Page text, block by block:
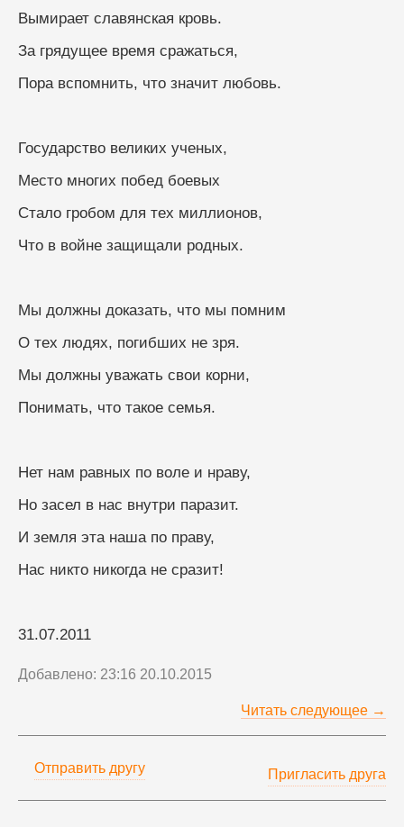
Вымирает славянская кровь.
За грядущее время сражаться,
Пора вспомнить, что значит любовь.
Государство великих ученых,
Место многих побед боевых
Стало гробом для тех миллионов,
Что в войне защищали родных.
Мы должны доказать, что мы помним
О тех людях, погибших не зря.
Мы должны уважать свои корни,
Понимать, что такое семья.
Нет нам равных по воле и нраву,
Но засел в нас внутри паразит.
И земля эта наша по праву,
Нас никто никогда не сразит!
31.07.2011
Добавлено: 23:16 20.10.2015
Читать следующее →
Отправить другу Пригласить друга